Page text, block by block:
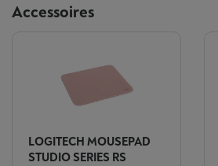
Accessoires
LOGITECH MOUSEPAD
STUDIO SERIES RS